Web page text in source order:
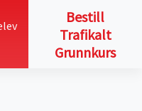
Bestill
Trafikalt
Grunnkurs